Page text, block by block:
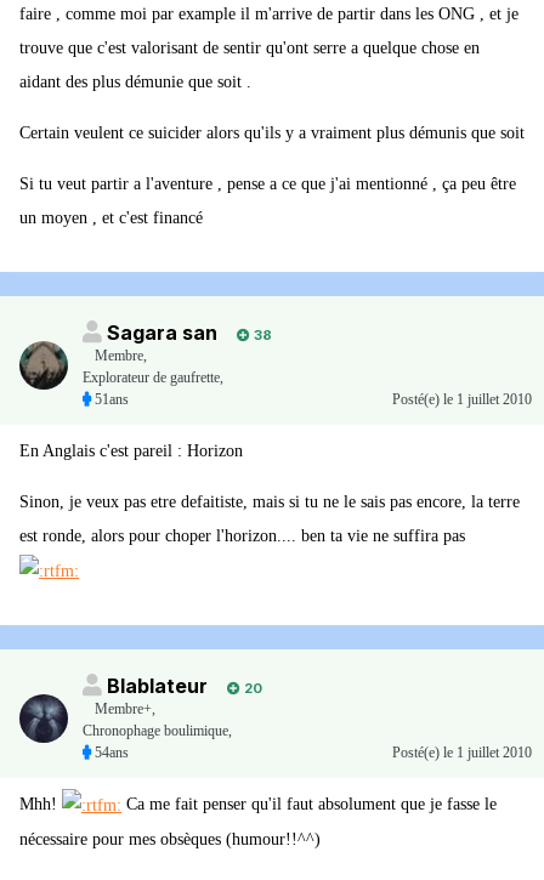
faire , comme moi par example il m'arrive de partir dans les ONG , et je
trouve que c'est valorisant de sentir qu'ont serre a quelque chose en
aidant des plus démunie que soit .
Certain veulent ce suicider alors qu'ils y a vraiment plus démunis que soit
Si tu veut partir a l'aventure , pense a ce que j'ai mentionné , ça peu être
un moyen , et c'est financé
Sagara san
38
Membre,
Explorateur de gaufrette,
51ans
Posté(e) le 1 juillet 2010
En Anglais c'est pareil : Horizon
Sinon, je veux pas etre defaitiste, mais si tu ne le sais pas encore, la terre
est ronde, alors pour choper l'horizon.... ben ta vie ne suffira pas
Blablateur
20
Membre+,
Chronophage boulimique,
54ans
Posté(e) le 1 juillet 2010
Mhh!
Ca me fait penser qu'il faut absolument que je fasse le
nécessaire pour mes obsèques (humour!!^^)